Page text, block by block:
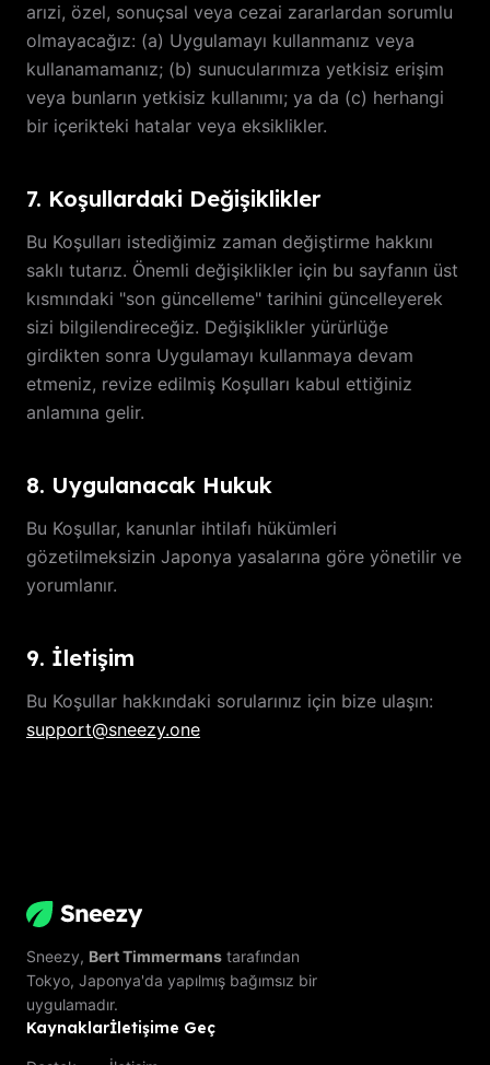
arızi, özel, sonuçsal veya cezai zararlardan sorumlu
olmayacağız: (a) Uygulamayı kullanmanız veya
kullanamamanız; (b) sunucularımıza yetkisiz erişim
veya bunların yetkisiz kullanımı; ya da (c) herhangi
bir içerikteki hatalar veya eksiklikler.
7. Koşullardaki Değişiklikler
Bu Koşulları istediğimiz zaman değiştirme hakkını
saklı tutarız. Önemli değişiklikler için bu sayfanın üst
kısmındaki "son güncelleme" tarihini güncelleyerek
sizi bilgilendireceğiz. Değişiklikler yürürlüğe
girdikten sonra Uygulamayı kullanmaya devam
etmeniz, revize edilmiş Koşulları kabul ettiğiniz
anlamına gelir.
8. Uygulanacak Hukuk
Bu Koşullar, kanunlar ihtilafı hükümleri
gözetilmeksizin Japonya yasalarına göre yönetilir ve
yorumlanır.
9. İletişim
Bu Koşullar hakkındaki sorularınız için bize ulaşın:
support@sneezy.one
Sneezy, Bert Timmermans tarafından
Tokyo, Japonya'da yapılmış bağımsız bir
uygulamadır.
Kaynaklarİletişime Geç